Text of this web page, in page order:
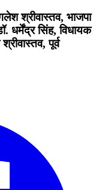
श्रीवास्तव, भाजपा
धर्मेंद्र सिंह, विधायक
पूर्व